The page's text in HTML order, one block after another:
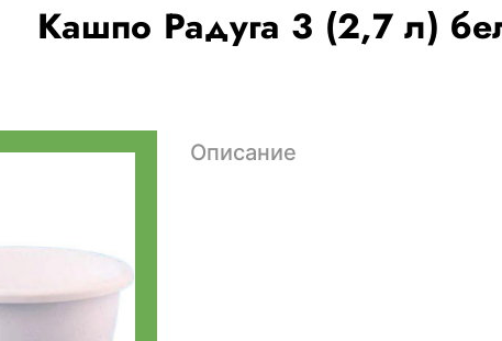
Кашпо Радуга 3 (2,7 л)
Описание